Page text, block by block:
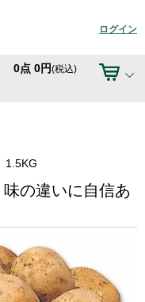
ログイン
0点 0円(税込)
1.5KG
の違いに自信あ